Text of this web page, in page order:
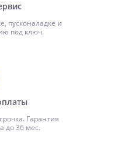
пусконаладке и
под ключ.
Гарантия
до 36 мес.